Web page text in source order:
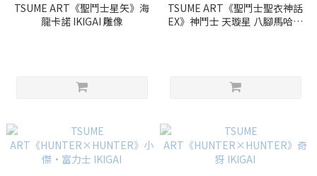
TSUME ART《聖鬥士星矢》海
龍卡諾 IKIGAI 雕像
TSUME ART《聖鬥士聖衣神話
EX》神鬥士 天璇星 八腳馬哈根